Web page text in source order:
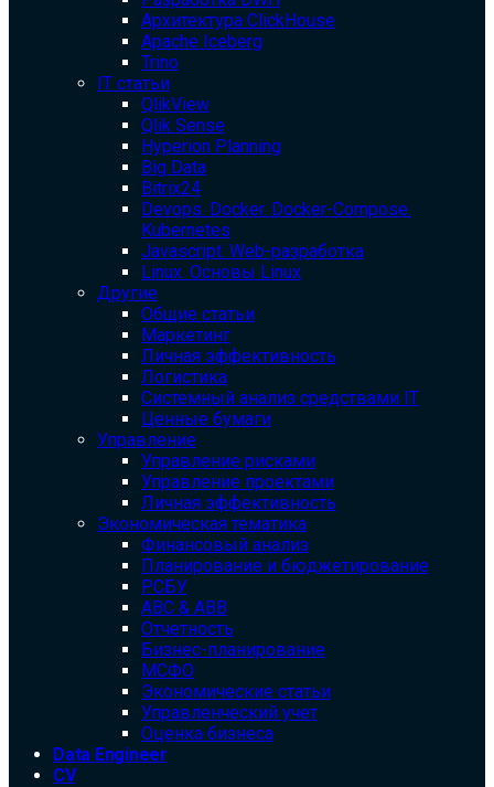
Архитектура ClickHouse
Apache Iceberg
Trino
IT статьи
QlikView
Qlik Sense
Hyperion Planning
Big Data
Bitrix24
Devops. Docker. Docker-Compose.
Kubernetes
Javascript. Web-разработка
Linux. Основы Linux
Другие
Общие статьи
Маркетинг
Личная эффективность
Логистика
Системный анализ средствами IT
Ценные бумаги
Управление
Управление рисками
Управление проектами
Личная эффективность
Экономическая тематика
Финансовый анализ
Планирование и бюджетирование
РСБУ
ABC & ABB
Отчетность
Бизнес-планирование
МСФО
Экономические статьи
Управленческий учет
Оценка бизнеса
Data Engineer
CV